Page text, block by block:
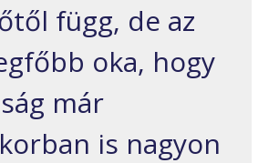
függ, de az
oka, hogy
már
is nagyon